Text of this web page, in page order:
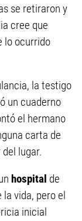
se retiraron y
cree que
lo ocurrido
la testigo
un cuaderno
el hermano
carta de
lugar.
hospital de
vida, pero el
inicial